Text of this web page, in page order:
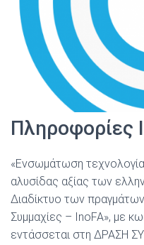
Πληροφορίες
«Ενσωμάτωση
αλυσίδας αξίας των
Διαδίκτυο των
Συμμαχίες – InoFA», με
εντάσσεται στη ΔΡΑΣΗ